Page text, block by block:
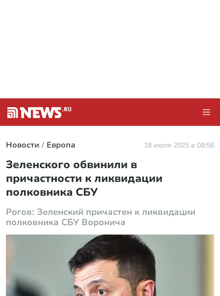
Новости Европа 18 июля 2025 в 08:56
Зеленского обвинили в
причастности к ликвидации
полковника СБУ
Рогов: Зеленский причастен к ликвидации
полковника СБУ Воронича